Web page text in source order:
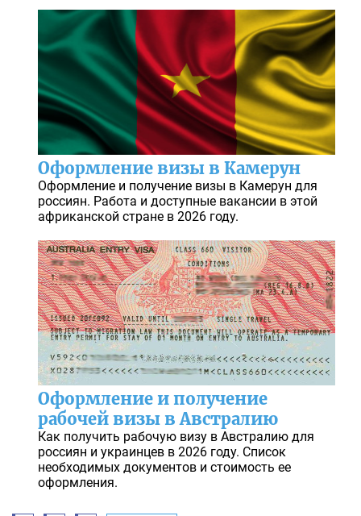
Оформление визы в Камерун
Оформление и получение визы в Камерун для
россиян. Работа и доступные вакансии в этой
африканской стране в 2026 году.
Оформление и получение
рабочей визы в Австралию
Как получить рабочую визу в Австралию для
россиян и украинцев в 2026 году. Список
необходимых документов и стоимость ее
оформления.